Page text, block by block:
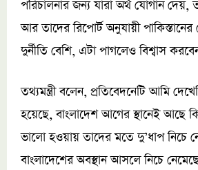
পরিচালনার জন্য যারা অর্থ যোগান দেয়,
আর তাদের রিপোর্ট অনুযায়ী পাকিস্তানের
দুর্নীতি বেশি, এটা পাগলেও বিশ্বাস
তথ্যমন্ত্রী বলেন, প্রতিবেদনেটি আমি
হয়েছে, বাংলাদেশ আগের স্থানেই আছে
ভালো হওয়ায় তাদের মতে দু’ধাপ নিচে
বাংলাদেশের অবস্থান আসলে নিচে